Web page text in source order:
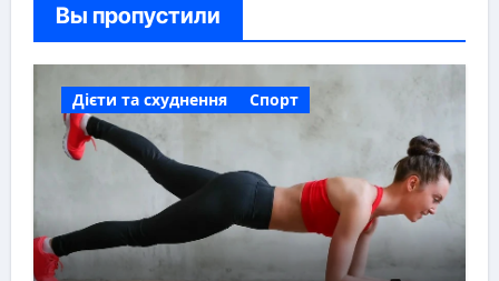
Вы пропустили
Дієти та схуднення Спорт